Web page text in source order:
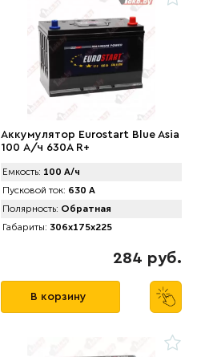
Аккумулятор Eurostart Blue Asia
100 А/ч 630A R+
Емкость: 100 А/ч
Пусковой ток: 630 А
Полярность: Обратная
Габариты: 306x175x225
284 руб.
В корзину